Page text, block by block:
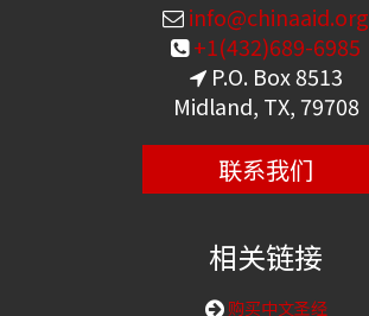
info@chinaaid.org
+1(432)689-6985
P.O. Box 8513
Midland, TX, 79708
联系我们
相关链接
购买中文圣经